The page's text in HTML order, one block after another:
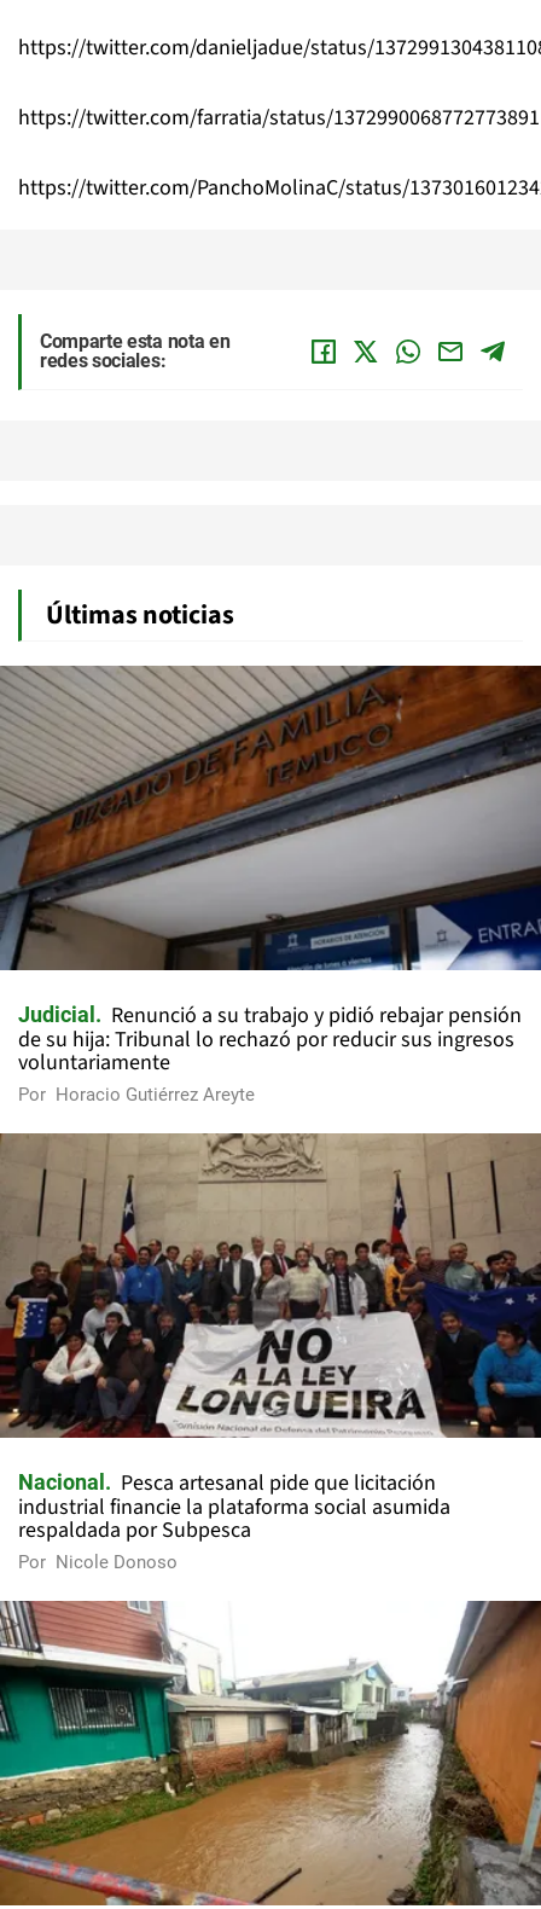
https://twitter.com/danieljadue/status/
https://twitter.com/farratia/status/1372990068772773891
https://twitter.com/PanchoMolinaC/status/
Comparte esta nota en
redes sociales:
Últimas noticias
Judicial
Renunció a su trabajo y pidió rebajar pensión
de su hija: Tribunal lo rechazó por reducir sus ingresos
voluntariamente
Por Horacio Gutiérrez Areyte
Nacional
Pesca artesanal pide que licitación
industrial financie la plataforma social asumida
respaldada por Subpesca
Por Nicole Donoso